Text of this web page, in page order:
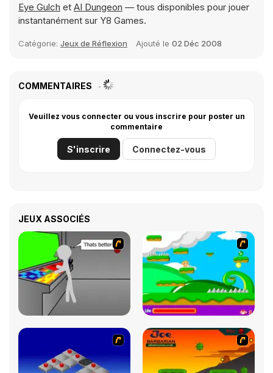
Eye Gulch et AI Dungeon — tous disponibles pour jouer
instantanément sur Y8 Games.
Catégorie: Jeux de Réflexion Ajouté le 02 Déc 2008
COMMENTAIRES
Veuillez vous connecter ou vous inscrire pour poster un
commentaire
S'inscrire Connectez-vous
JEUX ASSOCIÉS